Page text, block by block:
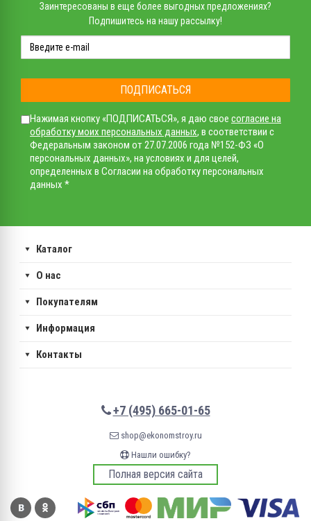
Заинтересованы в еще более выгодных предложениях?
Подпишитесь на нашу рассылку!
ПОДПИСАТЬСЯ
Нажимая кнопку «ПОДПИСАТЬСЯ», я даю свое согласие на
обработку моих персональных данных, в соответствии с
Федеральным законом от 27.07.2006 года №152-ФЗ «О
персональных данных», на условиях и для целей,
определенных в Согласии на обработку персональных
данных *
Каталог
О нас
Покупателям
Информация
Контакты
+7 (495) 665-01-65
shop@ekonomstroy.ru
Нашли ошибку?
Полная версия сайта